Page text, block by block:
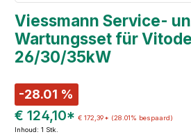
Viessmann Service-
Wartungsset für
26/30/35kW
-28.01 %
€ 124,10* € 172,39* (28.01% bespaard)
Inhoud: 1 Stk.